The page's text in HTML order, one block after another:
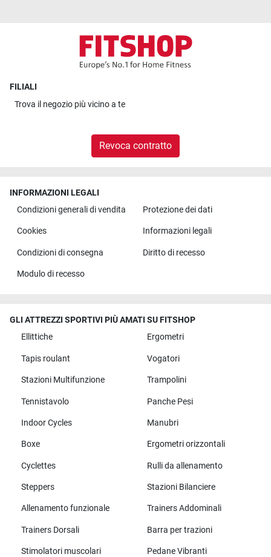
FILIALI
Trova il negozio più vicino a te
Revoca contratto
INFORMAZIONI LEGALI
Condizioni generali di vendita
Protezione dei dati
Cookies Informazioni legali
Condizioni di consegna Diritto di recesso
Modulo di recesso
GLI ATTREZZI SPORTIVI PIÙ AMATI SU FITSHOP
Ellittiche
Ergometri
Tapis roulant Vogatori
Stazioni Multifunzione Trampolini
Tennistavolo Panche Pesi
Indoor Cycles Manubri
Boxe Ergometri orizzontali
Cyclettes Rulli da allenamento
Steppers Stazioni Bilanciere
Allenamento funzionale Trainers Addominali
Trainers Dorsali Barra per trazioni
Stimolatori muscolari Pedane Vibranti